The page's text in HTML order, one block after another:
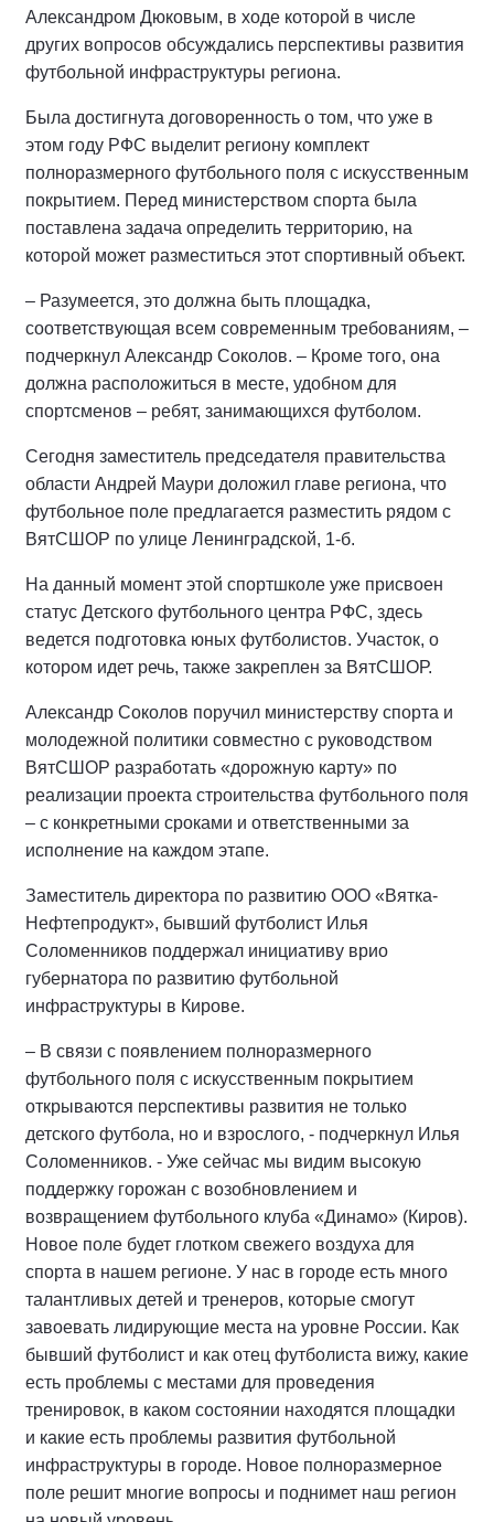
Александром Дюковым, в ходе которой в числе
других вопросов обсуждались перспективы развития
футбольной инфраструктуры региона.
Была достигнута договоренность о том, что уже в
этом году РФС выделит региону комплект
полноразмерного футбольного поля с искусственным
покрытием. Перед министерством спорта была
поставлена задача определить территорию, на
которой может разместиться этот спортивный объект.
– Разумеется, это должна быть площадка,
соответствующая всем современным требованиям, –
подчеркнул Александр Соколов. – Кроме того, она
должна расположиться в месте, удобном для
спортсменов – ребят, занимающихся футболом.
Сегодня заместитель председателя правительства
области Андрей Маури доложил главе региона, что
футбольное поле предлагается разместить рядом с
ВятСШОР по улице Ленинградской, 1-б.
На данный момент этой спортшколе уже присвоен
статус Детского футбольного центра РФС, здесь
ведется подготовка юных футболистов. Участок, о
котором идет речь, также закреплен за ВятСШОР.
Александр Соколов поручил министерству спорта и
молодежной политики совместно с руководством
ВятСШОР разработать «дорожную карту» по
реализации проекта строительства футбольного поля
– с конкретными сроками и ответственными за
исполнение на каждом этапе.
Заместитель директора по развитию ООО «Вятка-
Нефтепродукт», бывший футболист Илья
Соломенников поддержал инициативу врио
губернатора по развитию футбольной
инфраструктуры в Кирове.
– В связи с появлением полноразмерного
футбольного поля с искусственным покрытием
открываются перспективы развития не только
детского футбола, но и взрослого, - подчеркнул Илья
Соломенников. - Уже сейчас мы видим высокую
поддержку горожан с возобновлением и
возвращением футбольного клуба «Динамо» (Киров).
Новое поле будет глотком свежего воздуха для
спорта в нашем регионе. У нас в городе есть много
талантливых детей и тренеров, которые смогут
завоевать лидирующие места на уровне России. Как
бывший футболист и как отец футболиста вижу, какие
есть проблемы с местами для проведения
тренировок, в каком состоянии находятся площадки
и какие есть проблемы развития футбольной
инфраструктуры в городе. Новое полноразмерное
поле решит многие вопросы и поднимет наш регион